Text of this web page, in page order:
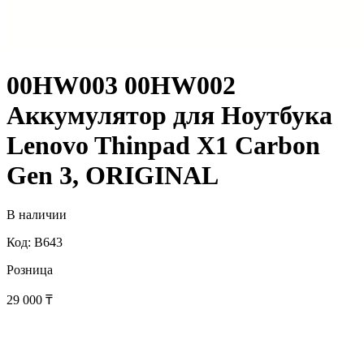
00HW003 00HW002
Аккумулятор для Ноутбука
Lenovo Thinpad X1 Carbon
Gen 3, ORIGINAL
В наличии
Код: B643
Розница
29 000 ₸